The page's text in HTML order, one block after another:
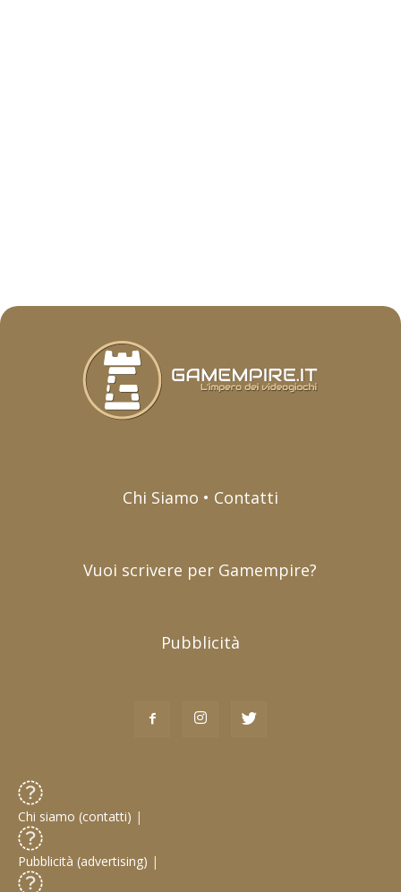
Chi Siamo • Contatti
Vuoi scrivere per Gamempire?
Pubblicità
Chi siamo (contatti) |
Pubblicità (advertising) |